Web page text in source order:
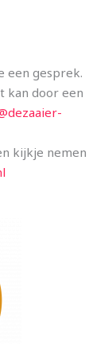
een gesprek.
kan door een
kijkje nemen